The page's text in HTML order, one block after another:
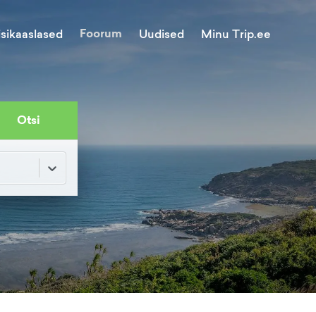
Foorum Uudised Minu Trip.ee
Otsi